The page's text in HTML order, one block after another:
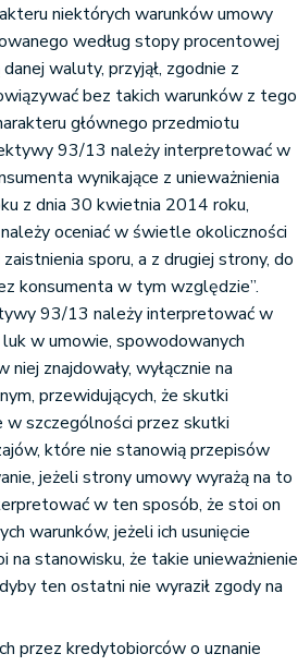
niektórych warunków umowy
według stopy procentowej
waluty, przyjął, zgodnie z
bez takich warunków z tego
głównego przedmiotu
93/13 należy interpretować w
wynikające z unieważnienia
z dnia 30 kwietnia 2014 roku,
oceniać w świetle okoliczności
sporu, a z drugiej strony, do
konsumenta w tym względzie”.
93/13 należy interpretować w
w umowie, spowodowanych
znajdowały, wyłącznie na
przewidujących, że skutki
w szczególności przez skutki
które nie stanowią przepisów
jeżeli strony umowy wyrażą na to
w ten sposób, że stoi on
warunków, jeżeli ich usunięcie
na stanowisku, że takie unieważnienie
ten ostatni nie wyraził zgody na
przez kredytobiorców o uznanie